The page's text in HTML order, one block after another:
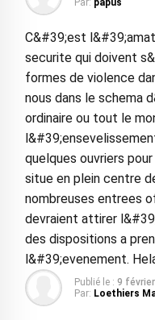
Par: papus
C&#39;est
securite qui doivent
formes de violence
nous dans le schema
ordinaire ou tout le
quelques ouvriers
situe en plein centre
nombreuses entrees
devraient attirer
des dispositions a
l&#39;evenement.
Publié le : 9
Par: Loethiers